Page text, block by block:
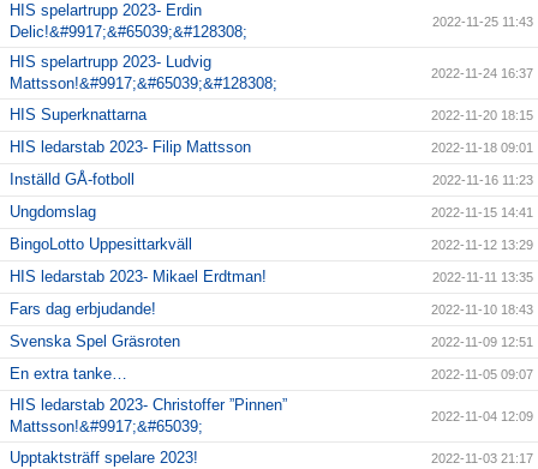
HIS spelartrupp 2023- Erdin
Delic!&#9917;&#65039;&#128308;
2022-11-25 11:43
HIS spelartrupp 2023- Ludvig
Mattsson!&#9917;&#65039;&#128308;
2022-11-24 16:37
HIS Superknattarna 2022-11-20 18:15
HIS ledarstab 2023- Filip Mattsson 2022-11-18 09:01
Inställd GÅ-fotboll 2022-11-16 11:23
Ungdomslag 2022-11-15 14:41
BingoLotto Uppesittarkväll 2022-11-12 13:29
HIS ledarstab 2023- Mikael Erdtman! 2022-11-11 13:35
Fars dag erbjudande! 2022-11-10 18:43
Svenska Spel Gräsroten 2022-11-09 12:51
En extra tanke… 2022-11-05 09:07
HIS ledarstab 2023- Christoffer ”Pinnen”
Mattsson!&#9917;&#65039;
2022-11-04 12:09
Upptaktsträff spelare 2023! 2022-11-03 21:17